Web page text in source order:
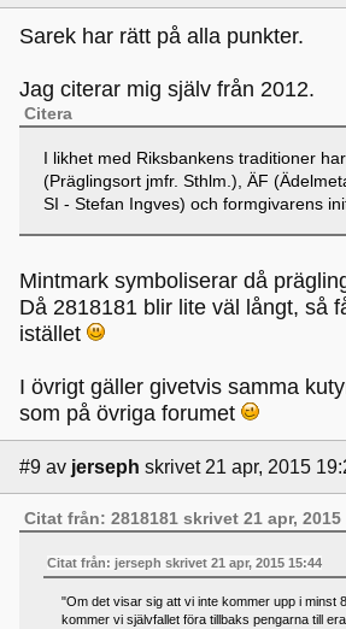
Sarek har rätt på alla punkter.
Jag citerar mig själv från 2012.
Citera
I likhet med Riksbankens traditioner
(Präglingsort jmfr. Sthlm.), ÄF
SI - Stefan Ingves) och formgivarens
Mintmark symboliserar då
Då 2818181 blir lite väl långt, så
istället
I övrigt gäller givetvis samma
som på övriga forumet
#9 av jerseph skrivet 21 apr, 2015
Citat från: 2818181 skrivet 21 apr, 2015
Citat från: jerseph skrivet 21 apr, 2015 15:44
"Om det visar sig att vi inte kommer upp i minst
kommer vi självfallet föra tillbaks pengarna till